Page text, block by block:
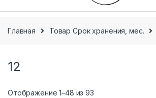
Главная Товар Срок хранения, мес.
12
Отображение 1–48 из 93